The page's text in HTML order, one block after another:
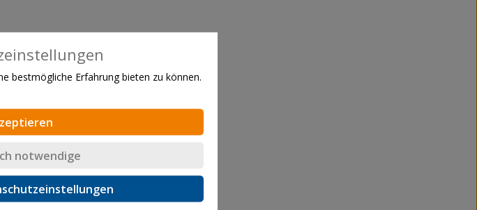
bestmögliche Erfahrung bieten zu können.
notwendige